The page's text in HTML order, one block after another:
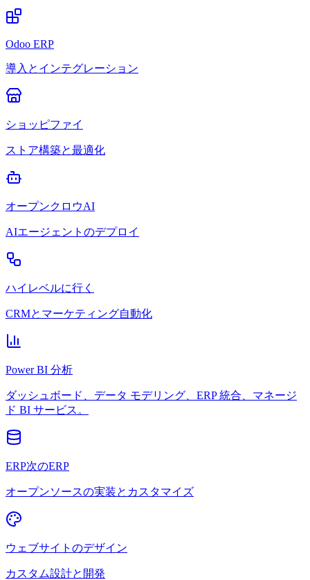
Odoo ERP
導入とインテグレーション
ショッピファイ
ストア構築と最適化
オープンクロウAI
AIエージェントのデプロイ
ハイレベルに行く
CRMとマーケティング自動化
Power BI 分析
ダッシュボード、データ モデリング、ERP 統合、マネージ
ド BI サービス。
ERP次のERP
オープンソースの実装とカスタマイズ
ウェブサイトのデザイン
カスタム設計と開発